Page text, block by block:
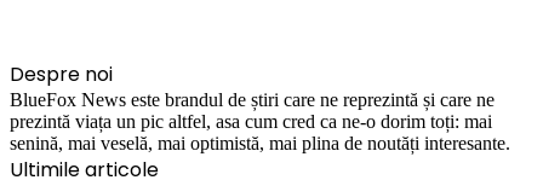
Despre noi
BlueFox News este brandul de știri care ne reprezintă și care ne
prezintă viața un pic altfel, asa cum cred ca ne-o dorim toți: mai
senină, mai veselă, mai optimistă, mai plina de noutăți interesante.
Ultimile articole